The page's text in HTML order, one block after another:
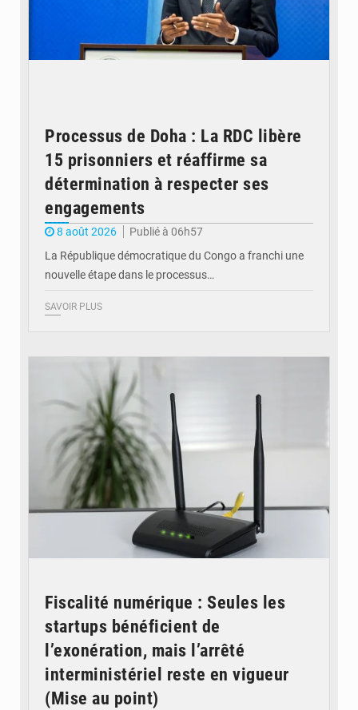
Processus de Doha : La RDC libère
15 prisonniers et réaffirme sa
détermination à respecter ses
engagements
8 août 2026
Publié à 06h57
La République démocratique du Congo a franchi une
nouvelle étape dans le processus…
SAVOIR PLUS
Fiscalité numérique : Seules les
startups bénéficient de
l’exonération, mais l’arrêté
interministériel reste en vigueur
(Mise au point)